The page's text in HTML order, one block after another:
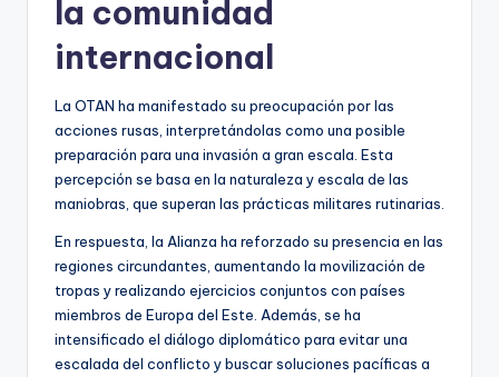
la comunidad
internacional
La OTAN ha manifestado su preocupación por las
acciones rusas, interpretándolas como una posible
preparación para una invasión a gran escala. Esta
percepción se basa en la naturaleza y escala de las
maniobras, que superan las prácticas militares rutinarias.
En respuesta, la Alianza ha reforzado su presencia en las
regiones circundantes, aumentando la movilización de
tropas y realizando ejercicios conjuntos con países
miembros de Europa del Este. Además, se ha
intensificado el diálogo diplomático para evitar una
escalada del conflicto y buscar soluciones pacíficas a